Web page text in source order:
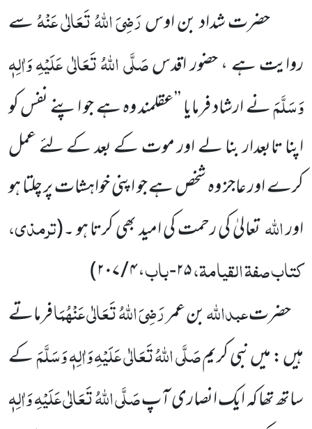
حضرت شداد بن اوسرَضِیَ اللہُ تَعَالٰی عَنْہُسے
روایت ہے ، حضور اقدسصَلَّی اللہُ تَعَالٰی عَلَیْہِ وَاٰلِہٖ
وَسَلَّمَنے ارشاد فرمایا ’’عقلمند وہ ہے جو اپنے نفس کو
اپنا تابعدار بنا لے اور موت کے بعد کے لئے عمل
کرے اور عاجز وہ شخص ہے جو اپنی خواہشات پر چلتا ہو
اوراللہتعالیٰ کی رحمت کی امید بھی کرتا ہو ۔(ترمذی،
کتاب صفۃ القیامۃ،۲۵- باب،۴ / ۲۰۷)
حضرتعبداللہبن عمررَضِیَ اللہُ تَعَالٰی عَنْہُمَافرماتے
ہیں : میں نبی کریمصَلَّی اللہُ تَعَالٰی عَلَیْہِ وَاٰلِہٖ وَسَلَّمَکے
ساتھ تھا کہ ایک انصاری آپصَلَّی اللہُ تَعَالٰی عَلَیْہِ وَاٰلِہٖ